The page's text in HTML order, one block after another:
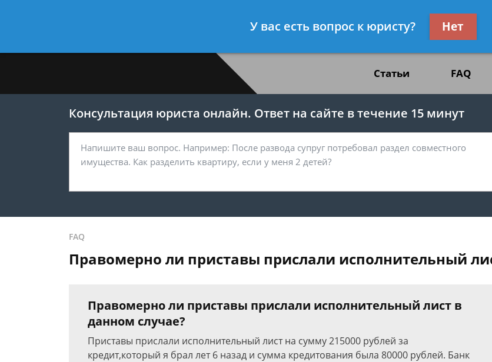
- Юрист по гражданскому праву
Статьи FAQ
Консультация юриста онлайн. Ответ на сайте в течение 15 минут
FAQ
Правомерно ли приставы прислали исполнительный
Правомерно ли приставы прислали исполнительный лист в
данном случае?
Приставы прислали исполнительный лист на сумму 215000 рублей за
кредит,который я брал лет 6 назад и сумма кредитования была 80000 рублей. Банк
У вас есть вопрос к юристу? Нет